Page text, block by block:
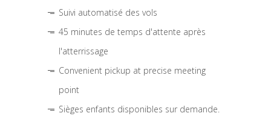
Suivi automatisé des vols
45 minutes de temps d'attente après
l'atterrissage
Convenient pickup at precise meeting
point
Sièges enfants disponibles sur demande.